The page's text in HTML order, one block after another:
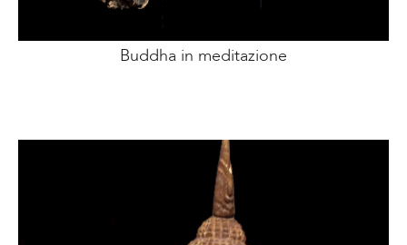
Buddha in meditazione